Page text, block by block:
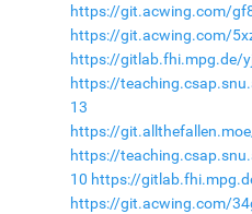
https://git.acwing.com/
https://git.acwing.com/
https://gitlab.fhi.mpg.de/
https://
13
https://
https://
10 https://
https://git.acwing.com/